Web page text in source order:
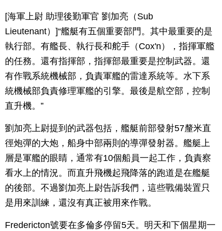
[海軍上尉 助理後勤軍官 劉加亮（Sub
Lieutenant）]“艦艇有五個重要部門。其中最重要的是
執行部。有艦長、執行長和舵手（Cox'n），指揮軍艦
的任務。還有指揮部，指揮部最重要是控制武器。還
有作戰系統機械部，負責軍艦的雷達系統等。水下系
統機械部負責修理軍艦的引擎。最後是航空部，控制
直升機。”
劉加亮上尉提到的武器包括，艦艇前部發射57釐米直
徑炮彈的大炮，船身中部兩則的導彈發射器。艦艇上
層是軍艦的眼睛，通常有10個船員一起工作，負責察
看水上的情況。而直升飛機起飛降落的跑道是在艦艇
的後部。不過劉加亮上尉告訴我們，這些戰備裝置只
是用來訓練，還沒有真正被用來作戰。
Fredericton號要在多倫多停留5天。明天和下個星期一